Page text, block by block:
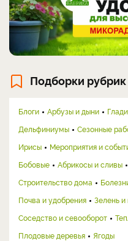
Подборки рубрик
Блоги Арбузы и дыни
Дельфиниумы
Сезонные
Ирисы
Мероприятия и
Бобовые
Абрикосы и сливы
Строительство дома
Почва и удобрения
Зелень и
Соседство и севооборот
Плодовые деревья
Ягоды